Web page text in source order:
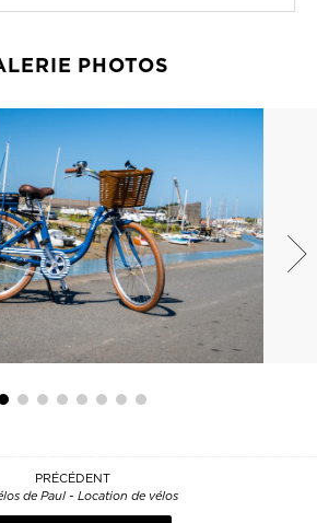
PHOTOS
PRÉCÉDENT
de Paul - Location de vélos